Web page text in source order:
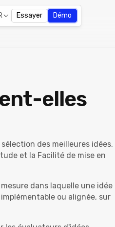
Essayer Démo
elles
des meilleures idées.
et la Facilité de mise en
dans laquelle une idée
ou alignée, sur